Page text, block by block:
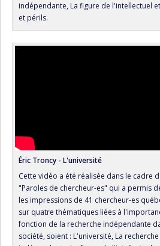
indépendante, La figure de l'intellectuel
et périls.
Éric Troncy - L'université
Cette vidéo a été réalisée dans le cadre
"Paroles de chercheur-es" qui a permis
les impressions de 41 chercheur-es
sur quatre thématiques liées à
fonction de la recherche indépendante
société, soient : L'université, La recherche